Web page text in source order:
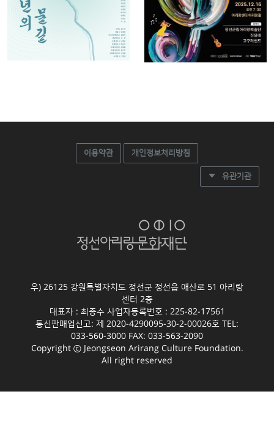
이용약관 개인정보처리방침
유관기관
우) 26125 강원특별자치도 정선군 정선읍 애산로 51 아리랑
센터 2층
대표자 : 최종수 사업자등록번호 : 225-82-17561
통신판매업신고: 제 2020-4290095-30-2-00026호 TEL:
033-560-3000 FAX: 033-563-2090
Copyright ⓒ Jeongseon Arirang Culture Foundation.
All right reserved